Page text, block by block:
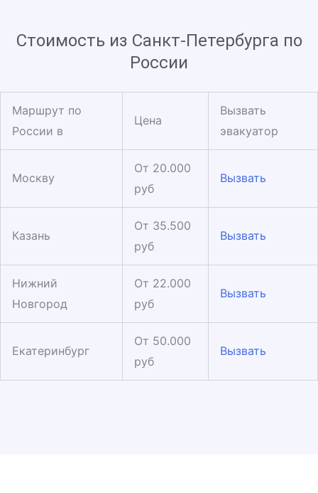
Стоимость из Санкт-Петербурга по
России
Маршрут по
России в
Цена
Вызвать
эвакуатор
Москву
От 20.000
руб
Вызвать
Казань
От 35.500
руб
Вызвать
Нижний
Новгород
От 22.000
руб
Вызвать
Екатеринбург
От 50.000
руб
Вызвать